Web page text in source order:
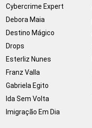
Cybercrime Expert
Debora Maia
Destino Mágico
Drops
Esterliz Nunes
Franz Valla
Gabriela Egito
Ida Sem Volta
Imigração Em Dia